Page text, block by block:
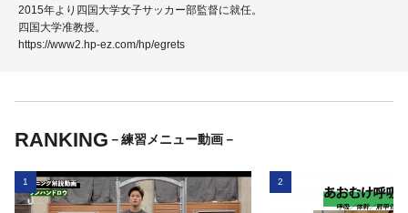
2015年より四国大学女子サッカー部監督に就任。
四国大学准教授。
https://www2.hp-ez.com/hp/egrets
RANKING －練習メニュー動画－
1 2